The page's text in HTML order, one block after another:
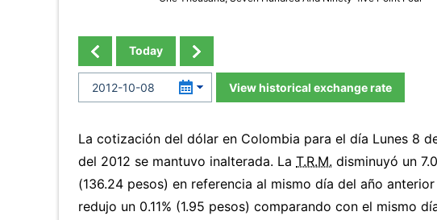
Today
View historical exchange rate
La cotización del dólar en Colombia para el día Lunes 8
del 2012 se mantuvo inalterada. La T.R.M. disminuyó un
(136.24 pesos) en referencia al mismo día del año
redujo un 0.11% (1.95 pesos) comparando con el mismo